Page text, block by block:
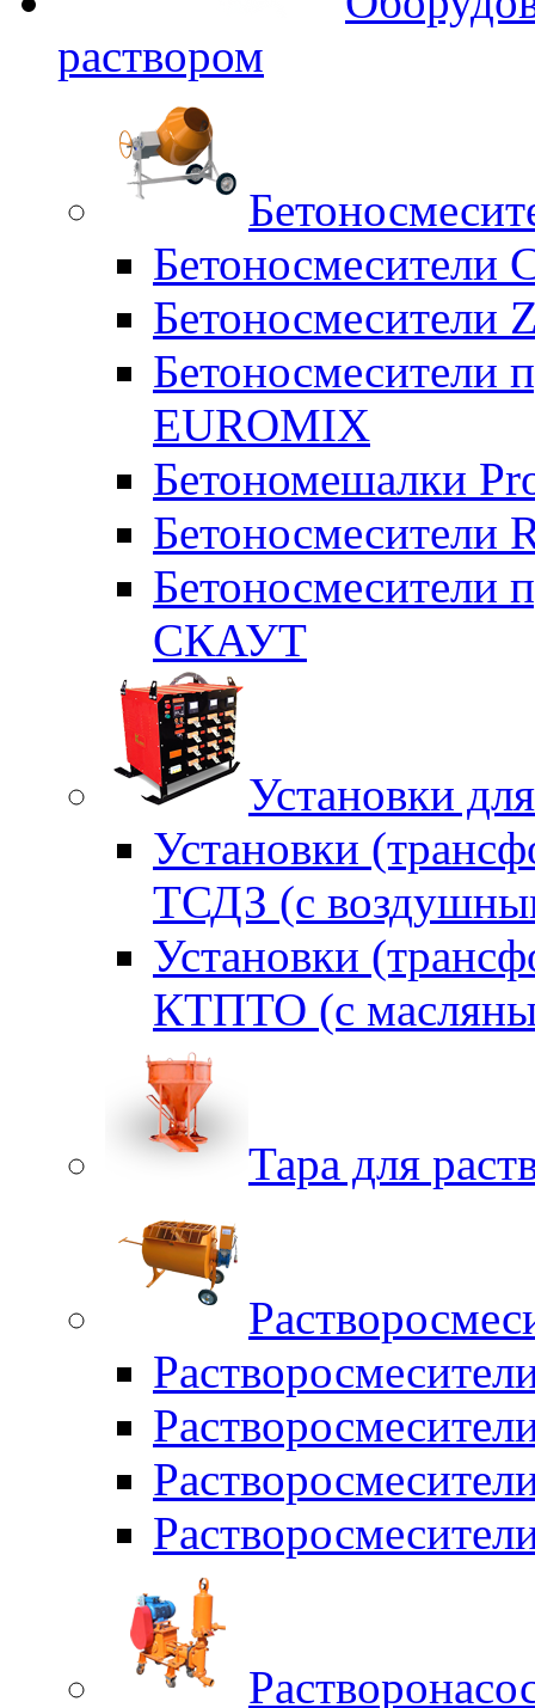
раствором
Бетоносмесители
Бетоносмесители
Бетоносмесители
EUROMIX
Бетономешалки
Бетоносмесители
Бетоносмесители
СКАУТ
Установки
Установки
ТСДЗ (c
Установки
КТПТО (c
Тара для